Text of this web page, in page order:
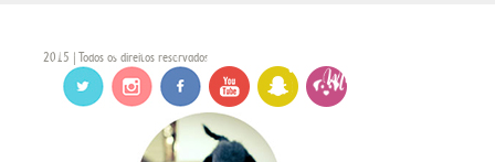
2015 | Todos os direitos reservados